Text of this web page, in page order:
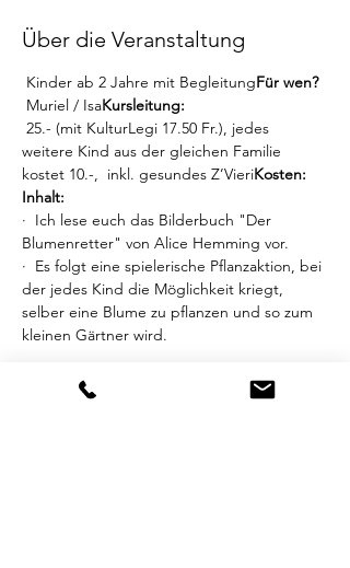
Über die Veranstaltung
Kinder ab 2 Jahre mit BegleitungFür wen?
Muriel / IsaKursleitung:
weitere Kind aus der gleichen Familie
kostet 10.-,  inkl. gesundes Z’VieriKosten:
Inhalt:
·  Ich lese euch das Bilderbuch "Der
Blumenretter" von Alice Hemming vor.
·  Es folgt eine spielerische Pflanzaktion, bei
der jedes Kind die Möglichkeit kriegt,
selber eine Blume zu pflanzen und so zum
kleinen Gärtner wird.